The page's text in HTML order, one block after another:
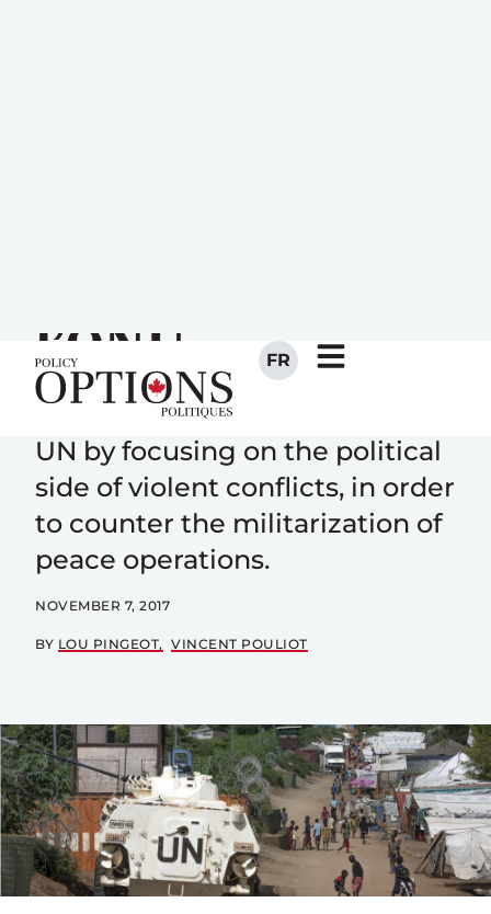
l’ONU
Canada should recommit to the
UN by focusing on the political
side of violent conflicts, in order
to counter the militarization of
peace operations.
NOVEMBER 7, 2017
BY LOU PINGEOT VINCENT POULIOT